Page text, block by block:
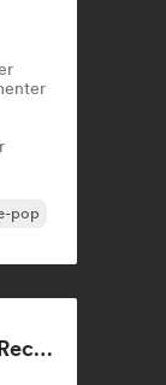
pop
Badass Songs (Rising Wave Records)